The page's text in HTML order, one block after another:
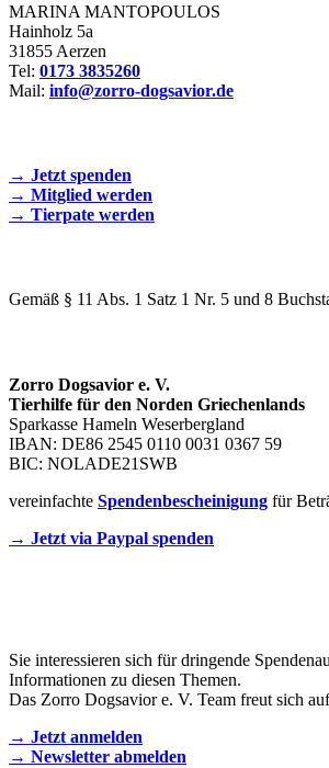
MARINA MANTOPOULOS
Hainholz 5a
31855 Aerzen
Tel: 0173 3835260
Mail: info@zorro-dogsavior.de
→ Jetzt spenden
→ Mitglied werden
→ Tierpate werden
Gemäß § 11 Abs. 1 Satz 1 Nr. 5 und 8
Zorro Dogsavior e. V.
Tierhilfe für den Norden Griechenlands
Sparkasse Hameln Weserbergland
IBAN: DE86 2545 0110 0031 0367 59
BIC: NOLADE21SWB
vereinfachte Spendenbescheinigung für
→ Jetzt via Paypal spenden
Sie interessieren sich für dringende
Informationen zu diesen Themen.
Das Zorro Dogsavior e. V. Team freut sich
→ Jetzt anmelden
→ Newsletter abmelden